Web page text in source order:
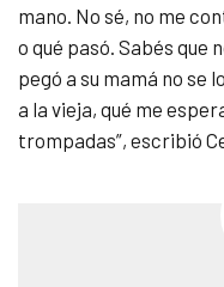
mano. No sé, no me
o qué pasó. Sabés que
pegó a su mamá no se
a la vieja, qué me
trompadas”, escribió